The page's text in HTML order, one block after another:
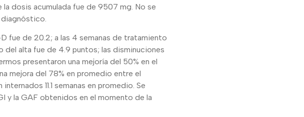
dosis acumulada fue de 9507 mg. No se
fue de 20.2; a las 4 semanas de tratamiento
del alta fue de 4.9 puntos; las disminuciones
presentaron una mejoría del 50% en el
mejora del 78% en promedio entre el
11.1 semanas en promedio. Se
y la GAF obtenidos en el momento de la